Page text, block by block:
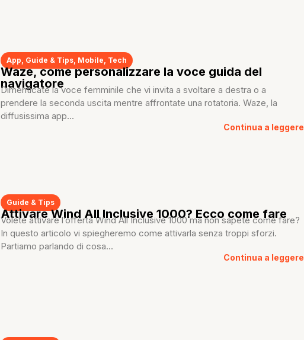
App, Guide & Tips, Mobile, Tech
Waze, come personalizzare la voce guida del
navigatore
Dimenticate la voce femminile che vi invita a svoltare a destra o a
prendere la seconda uscita mentre affrontate una rotatoria. Waze, la
diffusissima app...
Continua a leggere
Guide & Tips
Attivare Wind All Inclusive 1000? Ecco come fare
Volete attivare l’offerta Wind All Inclusive 1000 ma non sapete come fare?
In questo articolo vi spiegheremo come attivarla senza troppi sforzi.
Partiamo parlando di cosa...
Continua a leggere